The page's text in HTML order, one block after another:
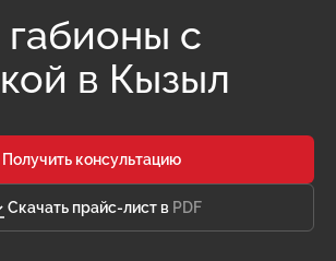
габионы с
в Кызыл
Получить консультацию
Скачать прайс-лист в PDF